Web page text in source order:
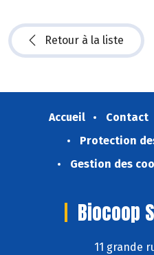
Retour à la liste
Accueil Contact
Protection
Gestion des
Biocoop
11 grande